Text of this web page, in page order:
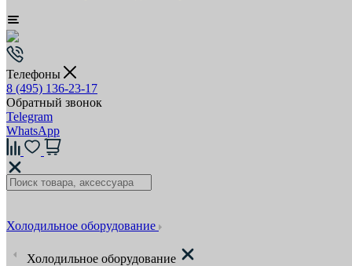
Телефоны
8 (495) 136-23-17
Обратный звонок
Telegram
WhatsApp
Холодильное оборудование
Холодильное оборудование